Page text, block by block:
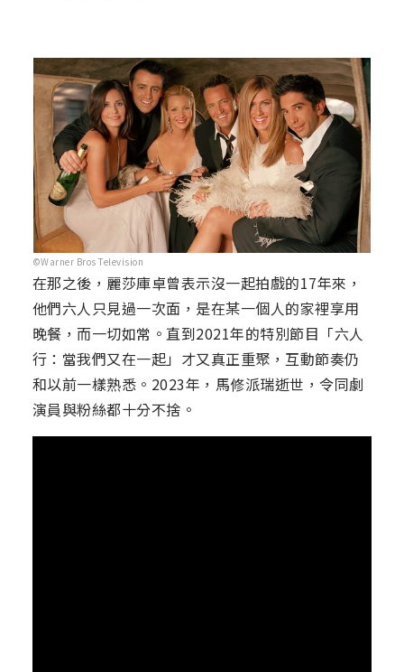
©Warner Bros Television
在那之後，麗莎庫卓曾表示沒一起拍戲的17年來，
他們六人只見過一次面，是在某一個人的家裡享用
晚餐，而一切如常。直到2021年的特別節目「六人
行：當我們又在一起」才又真正重聚，互動節奏仍
和以前一樣熟悉。2023年，馬修派瑞逝世，令同劇
演員與粉絲都十分不捨。